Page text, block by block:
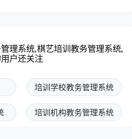
理系统,棋艺培训教务管理系统,
户还关注
培训学校教务管理系统
培训机构教务管理系统